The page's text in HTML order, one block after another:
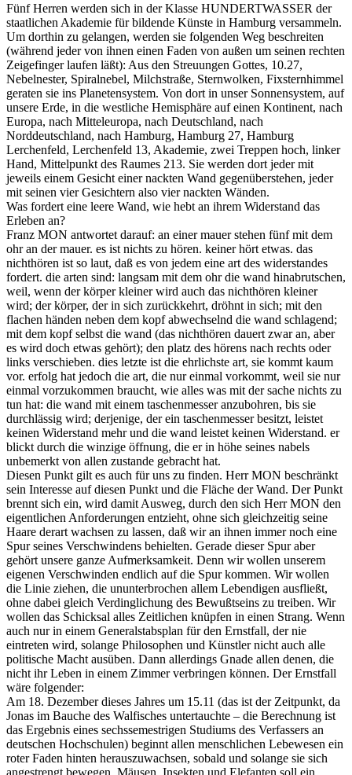
Fünf Herren werden sich in der Klasse HUNDERTWASSER der
staatlichen Akademie für bildende Künste in Hamburg versammeln.
Um dorthin zu gelangen, werden sie folgenden Weg beschreiten
(während jeder von ihnen einen Faden von außen um seinen rechten
Zeigefinger laufen läßt): Aus den Streuungen Gottes, 10.27,
Nebelnester, Spiralnebel, Milchstraße, Sternwolken, Fixsternhimmel
geraten sie ins Planetensystem. Von dort in unser Sonnensystem, auf
unsere Erde, in die westliche Hemisphäre auf einen Kontinent, nach
Europa, nach Mitteleuropa, nach Deutschland, nach
Norddeutschland, nach Hamburg, Hamburg 27, Hamburg
Lerchenfeld, Lerchenfeld 13, Akademie, zwei Treppen hoch, linker
Hand, Mittelpunkt des Raumes 213. Sie werden dort jeder mit
jeweils einem Gesicht einer nackten Wand gegenüberstehen, jeder
mit seinen vier Gesichtern also vier nackten Wänden.
Was fordert eine leere Wand, wie hebt an ihrem Widerstand das
Erleben an?
Franz MON antwortet darauf: an einer mauer stehen fünf mit dem
ohr an der mauer. es ist nichts zu hören. keiner hört etwas. das
nichthören ist so laut, daß es von jedem eine art des widerstandes
fordert. die arten sind: langsam mit dem ohr die wand hinabrutschen,
weil, wenn der körper kleiner wird auch das nichthören kleiner
wird; der körper, der in sich zurückkehrt, dröhnt in sich; mit den
flachen händen neben dem kopf abwechselnd die wand schlagend;
mit dem kopf selbst die wand (das nichthören dauert zwar an, aber
es wird doch etwas gehört); den platz des hörens nach rechts oder
links verschieben. dies letzte ist die ehrlichste art, sie kommt kaum
vor. erfolg hat jedoch die art, die nur einmal vorkommt, weil sie nur
einmal vorzukommen braucht, wie alles was mit der sache nichts zu
tun hat: die wand mit einem taschenmesser anzubohren, bis sie
durchlässig wird; derjenige, der ein taschenmesser besitzt, leistet
keinen Widerstand mehr und die wand leistet keinen Widerstand. er
blickt durch die winzige öffnung, die er in höhe seines nabels
unbemerkt von allen zustande gebracht hat.
Diesen Punkt gilt es auch für uns zu finden. Herr MON beschränkt
sein Interesse auf diesen Punkt und die Fläche der Wand. Der Punkt
brennt sich ein, wird damit Ausweg, durch den sich Herr MON den
eigentlichen Anforderungen entzieht, ohne sich gleichzeitig seine
Haare derart wachsen zu lassen, daß wir an ihnen immer noch eine
Spur seines Verschwindens behielten. Gerade dieser Spur aber
gehört unsere ganze Aufmerksamkeit. Denn wir wollen unserem
eigenen Verschwinden endlich auf die Spur kommen. Wir wollen
die Linie ziehen, die ununterbrochen allem Lebendigen ausfließt,
ohne dabei gleich Verdinglichung des Bewußtseins zu treiben. Wir
wollen das Schicksal alles Zeitlichen knüpfen in einen Strang. Wenn
auch nur in einem Generalstabsplan für den Ernstfall, der nie
eintreten wird, solange Philosophen und Künstler nicht auch alle
politische Macht ausüben. Dann allerdings Gnade allen denen, die
nicht ihr Leben in einem Zimmer verbringen können. Der Ernstfall
wäre folgender:
Am 18. Dezember dieses Jahres um 15.11 (das ist der Zeitpunkt, da
Jonas im Bauche des Walfisches untertauchte – die Berechnung ist
das Ergebnis eines sechssemestrigen Studiums des Verfassers an
deutschen Hochschulen) beginnt allen menschlichen Lebewesen ein
roter Faden hinten herauszuwachsen, sobald und solange sie sich
angestrengt bewegen. Mäusen, Insekten und Elefanten soll ein